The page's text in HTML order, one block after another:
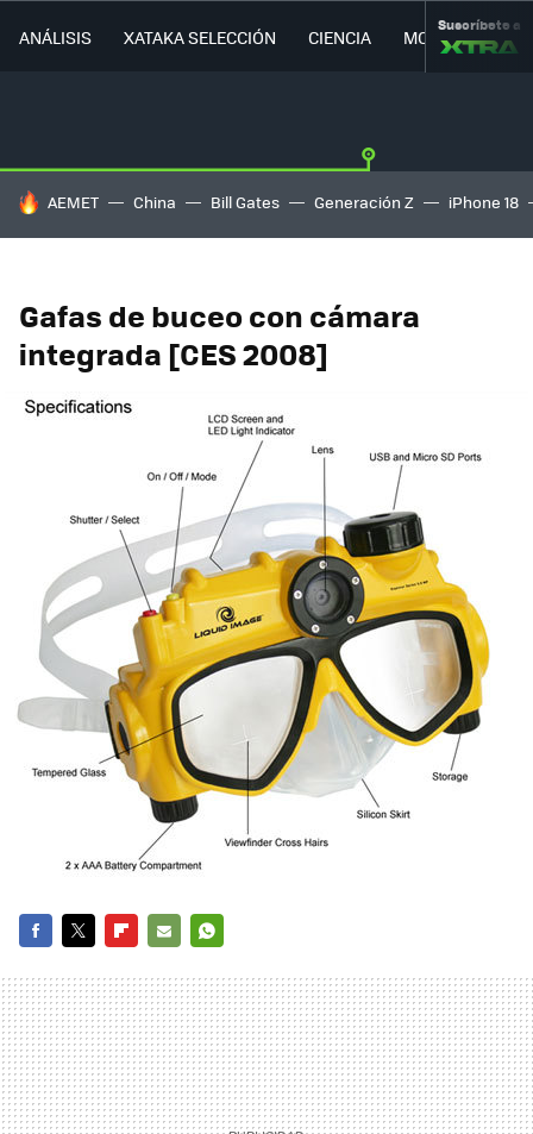
ANÁLISIS XATAKA SELECCIÓN CIENCIA MOVILIDAD
Suscríbete a
HOY SE HABLA DE
AEMET China Bill Gates Generación Z iPhone 18
Gafas de buceo con cámara
integrada [CES 2008]
MAIL